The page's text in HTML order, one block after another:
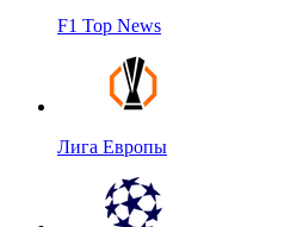
F1 Top News
Лига Европы